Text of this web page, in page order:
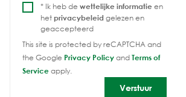
* Ik heb de wettelijke informatie en
hetprivacybeleid gelezen en
geaccepteerd
This site is protected by reCAPTCHA and
the Google Privacy PolicyandTerms of
Serviceapply.